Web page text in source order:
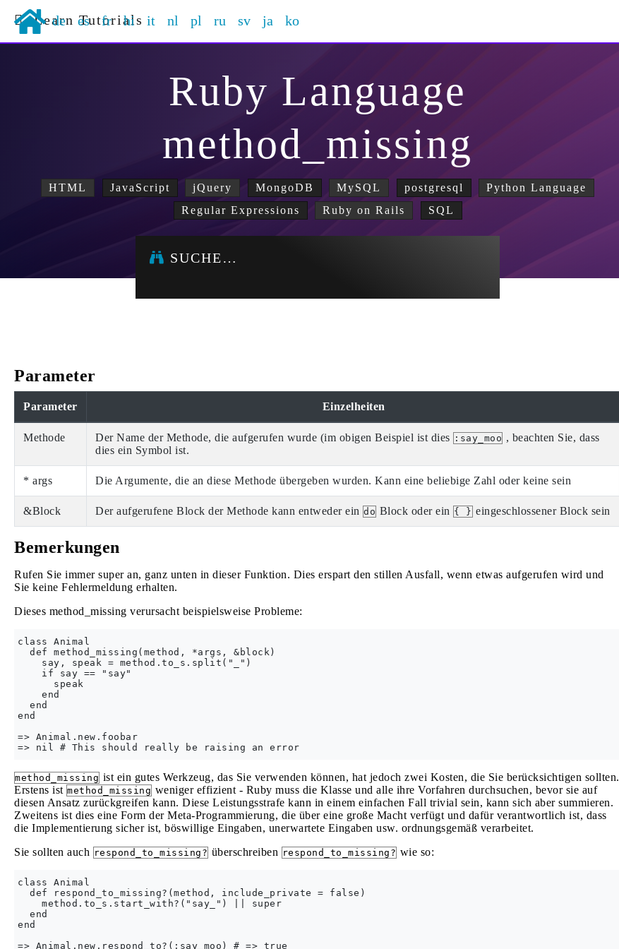
Learn Tutorials
de es fr hi it nl pl ru sv ja ko
Ruby Language
method_missing
HTML JavaScript jQuery MongoDB MySQL postgresql
Python Language
Regular Expressions
Ruby on Rails SQL
SUCHE…
Parameter
Parameter Einzelheiten
Methode Der Name der Methode, die aufgerufen wurde (im obigen Beispiel ist dies :say_moo , beachten Sie, dass
dies ein Symbol ist.
* args Die Argumente, die an diese Methode übergeben wurden. Kann eine beliebige Zahl oder keine sein
&Block Der aufgerufene Block der Methode kann entweder ein do Block oder ein { } eingeschlossener Block sein
Bemerkungen
Rufen Sie immer super an, ganz unten in dieser Funktion. Dies erspart den stillen Ausfall, wenn etwas aufgerufen wird und
Sie keine Fehlermeldung erhalten.
Dieses method_missing verursacht beispielsweise Probleme:
class Animal
  def method_missing(method, *args, &block)
    say, speak = method.to_s.split("_")
    if say == "say"
      speak
    end
  end
end
=> Animal.new.foobar
method_missing ist ein gutes Werkzeug, das Sie verwenden können, hat jedoch zwei Kosten, die Sie berücksichtigen sollten.
Erstens ist method_missing weniger effizient - Ruby muss die Klasse und alle ihre Vorfahren durchsuchen, bevor sie auf
diesen Ansatz zurückgreifen kann. Diese Leistungsstrafe kann in einem einfachen Fall trivial sein, kann sich aber summieren.
Zweitens ist dies eine Form der Meta-Programmierung, die über eine große Macht verfügt und dafür verantwortlich ist, dass
die Implementierung sicher ist, böswillige Eingaben, unerwartete Eingaben usw. ordnungsgemäß verarbeitet.
Sie sollten auch respond_to_missing? überschreiben respond_to_missing? wie so:
class Animal
  def respond_to_missing?(method, include_private = false)
    method.to_s.start_with?("say_") || super
  end
end